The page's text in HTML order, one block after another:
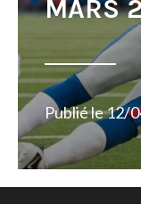
MARS
Publié le12/